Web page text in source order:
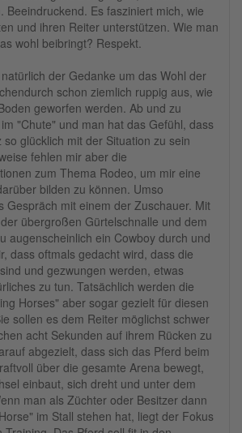
Beeindruckend. Es fasziniert mich, wie
und ihren Reiter unterstützen. Wie man
wohl beibringt? Respekt.
der Gedanke um das Wohl der
schon ziemlich ruppig aus, wie
geworfen werden. Ab und zu
"Chute" und man hat das Gefühl, dass
glücklich mit der Situation zu sein
fehlen mir aber die
zum Thema Rodeo, um mir eine
bilden zu können. Umso
Gespräch mit einem der Zuschauer. Mit
übergroßen Gürtelschnalle und dem
augenscheinlich ein Cowboy durch und
dass oftmals gedacht wird, dass die
und gezwungen werden, etwas
zu tun. Tatsächlich werden die
Horses" aber sogar gezielt für diesen
sollen es dem Reiter möglichst schwer
acht Sekunden auf ihrem Rücken zu
abgezielt, dass sich das Pferd beim
über die gesamte Arena bewegt,
einbaut, sich dreht und unter dem
man als Züchter oder Besitzer dann
im Stall stehen hat, liegt der Fokus